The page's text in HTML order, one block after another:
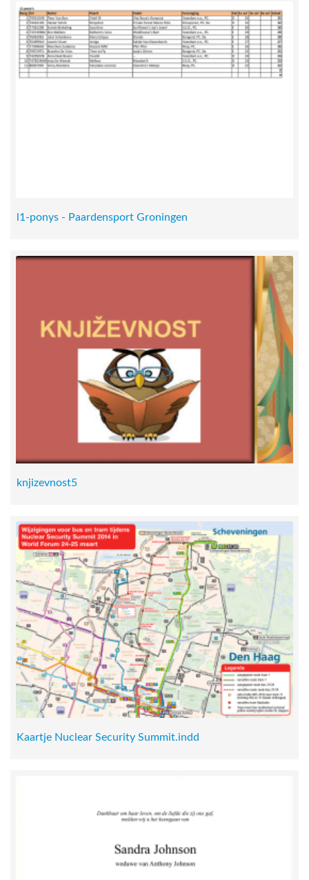
l1-ponys - Paardensport Groningen
knjizevnost5
Kaartje Nuclear Security Summit.indd